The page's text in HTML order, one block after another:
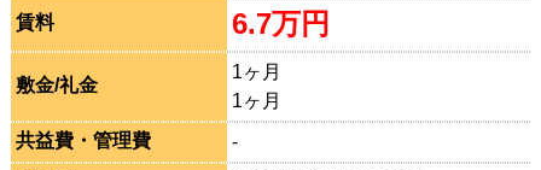
賃料 6.7万円
敷金/礼金
1ヶ月
1ヶ月
共益費・管理費
-